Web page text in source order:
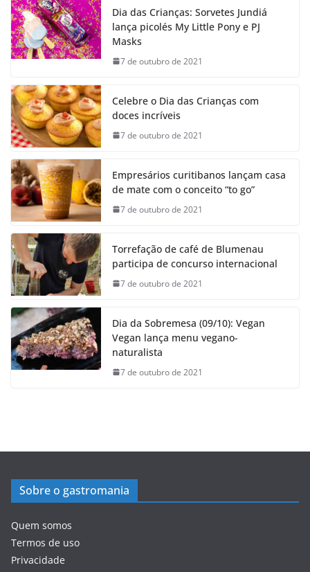
Dia das Crianças: Sorvetes Jundiá
lança picolés My Little Pony e PJ
Masks
7 de outubro de 2021
Celebre o Dia das Crianças com
doces incríveis
7 de outubro de 2021
Empresários curitibanos lançam casa
de mate com o conceito “to go”
7 de outubro de 2021
Torrefação de café de Blumenau
participa de concurso internacional
7 de outubro de 2021
Dia da Sobremesa (09/10): Vegan
Vegan lança menu vegano-
naturalista
7 de outubro de 2021
Sobre o gastromania
Quem somos
Termos de uso
Privacidade